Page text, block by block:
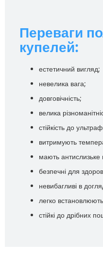
Переваги
купелей:
естетичний вигляд;
невелика вага;
довговічність;
велика
стійкість до
витримують
мають антислизьке
безпечні для
невибагливі в
легко
стійкі до дрібних